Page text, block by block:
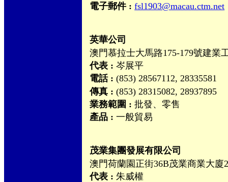
電子郵件 :fsl1903@macau.ctm.net
英華公司
澳門慕拉士大馬路175-179號建業
代表 :岑展平
電話 :(853) 28567112, 28335581
傳真 :(853) 28315082, 28937895
業務範圍 :批發、零售
產品 :一般貿易
茂業集團發展有限公司
澳門荷蘭園正街36B茂業商業大廈
代表 :朱威權